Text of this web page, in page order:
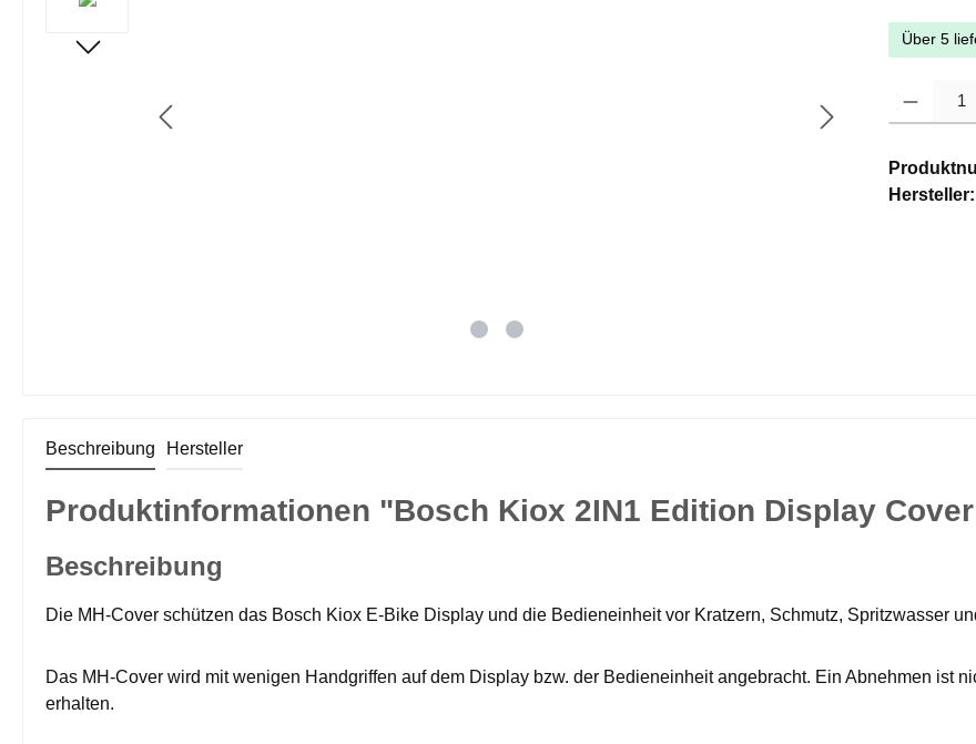
Über 5
Hersteller:
Beschreibung Hersteller
Produktinformationen "Bosch Kiox 2IN1 Edition Display
Beschreibung
Die MH-Cover schützen das Bosch Kiox E-Bike Display und die Bedieneinheit vor Kratzern, Schmutz, Spritzwasser
Das MH-Cover wird mit wenigen Handgriffen auf dem Display bzw. der Bedieneinheit angebracht. Ein Abnehmen ist
erhalten.